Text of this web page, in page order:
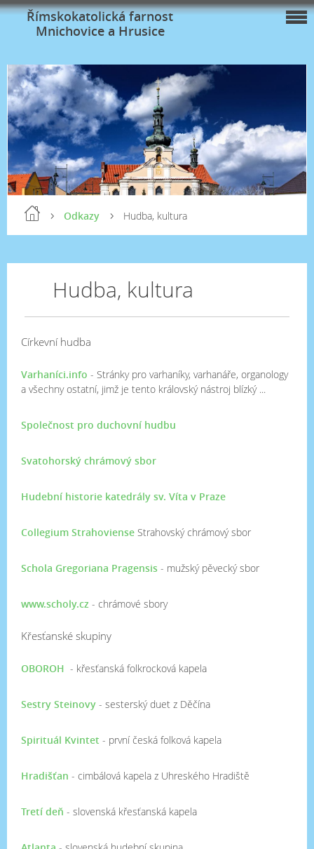
Římskokatolická farnost
Mnichovice a Hrusice
Odkazy Hudba, kultura
Hudba, kultura
Církevní hudba
Varhaníci.info - Stránky pro varhaníky, varhanáře, organology
a všechny ostatní, jimž je tento královský nástroj blízký ...
Společnost pro duchovní hudbu
Svatohorský chrámový sbor
Hudební historie katedrály sv. Víta v Praze
Collegium Strahoviense Strahovský chrámový sbor
Schola Gregoriana Pragensis - mužský pěvecký sbor
www.scholy.cz - chrámové sbory
Křesťanské skupiny
OBOROH - křesťanská folkrocková kapela
Sestry Steinovy - sesterský duet z Děčína
Spirituál Kvintet - první česká folková kapela
Hradišťan - cimbálová kapela z Uhreského Hradiště
Tretí deň - slovenská křesťanská kapela